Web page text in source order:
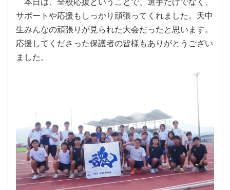
サポートや応援もしっかり頑張ってくれました。天中
生みんなの頑張りが見られた大会だったと思います。
応援してくださった保護者の皆様もありがとうござい
ました。